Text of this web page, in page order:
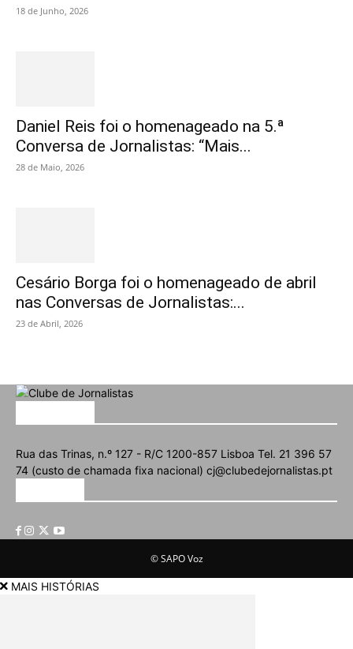
18 de Junho, 2026
Daniel Reis foi o homenageado na 5.ª
Conversa de Jornalistas: “Mais...
28 de Maio, 2026
Cesário Borga foi o homenageado de abril
nas Conversas de Jornalistas:...
23 de Abril, 2026
Rua das Trinas, n.º 127 - R/C 1200-857 Lisboa Tel. 21 396 57
74 (custo de chamada fixa nacional) cj@clubedejornalistas.pt
© SAPO Voz
MAIS HISTÓRIAS